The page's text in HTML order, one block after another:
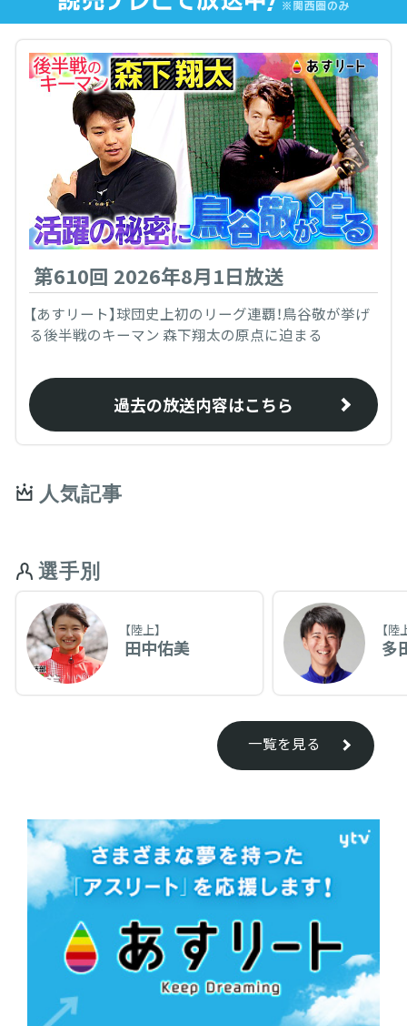
第610回 2026年8月1日放送
【あすリート】球団史上初のリーグ連覇！鳥谷敬が挙げ
る後半戦のキーマン 森下翔太の原点に迫まる
過去の放送内容はこちら
人気記事
選手別
【陸上】
田中佑美
【陸
多
一覧を見る